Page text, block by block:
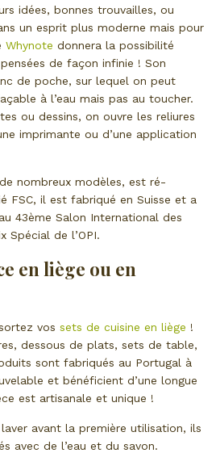
idées, bonnes trouvailles, ou
un esprit plus moderne mais pour
Whynote donnera la possibilité
de façon infinie ! Son
de poche, sur lequel on peut
à l’eau mais pas au toucher.
ou dessins, on ouvre les reliures
imprimante ou d’une application
nombreux modèles, est ré-
FSC, il est fabriqué en Suisse et a
43ème Salon International des
Spécial de l’OPI.
en liège ou en
vos sets de cuisine en liège !
dessous de plats, sets de table,
sont fabriqués au Portugal à
et bénéficient d’une longue
est artisanale et unique !
avant la première utilisation, ils
avec de l’eau et du savon.